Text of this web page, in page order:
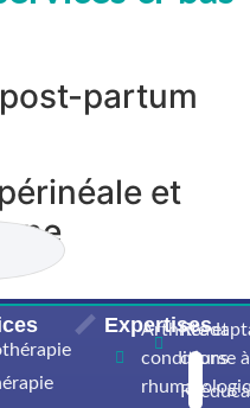
partum
et
Expertises
Arthrite et
conditions
course